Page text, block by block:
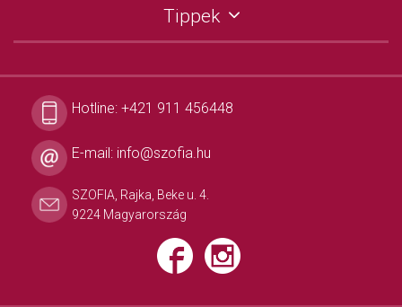
Tippek
Hotline: +421 911 456448
E-mail: info@szofia.hu
SZOFIA, Rajka, Beke u. 4.
9224 Magyarország